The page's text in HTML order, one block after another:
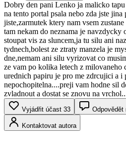
Dobry den pani Lenko ja malicko
na tento portal psala nebo zda jste
jiste,zarmutek ktery nam vsem
tam nekam do neznama je
stoupat vis za sluncem,ja tu silu ani
tydnech,bolest ze ztraty manzela je
dne,nemam ani silu vyrizovat co
ze vam po kolika letech z milovaneho
urednich papiru je pro me zdrcujici a i
nepochopitelna....preji vam hodne sil
zvladnout a dostat se znovu na
Vyjádřit účast 33 Odpovědět
Kontaktovat autora